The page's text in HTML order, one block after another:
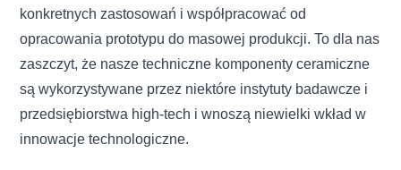
konkretnych zastosowań i współpracować od
opracowania prototypu do masowej produkcji. To dla nas
zaszczyt, że nasze techniczne komponenty ceramiczne
są wykorzystywane przez niektóre instytuty badawcze i
przedsiębiorstwa high-tech i wnoszą niewielki wkład w
innowacje technologiczne.